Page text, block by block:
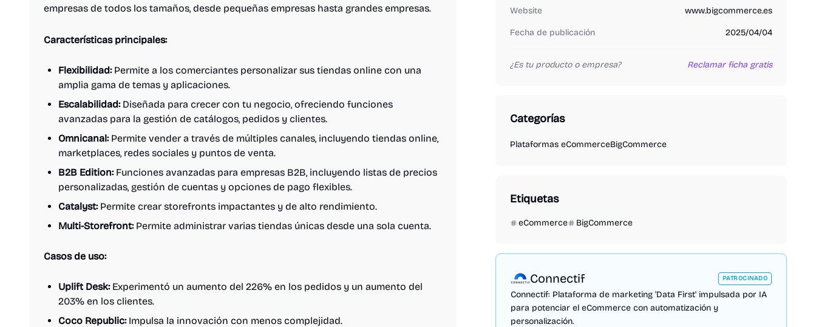
empresas de todos los tamaños, desde pequeñas empresas hasta grandes empresas.
Características principales:
Flexibilidad:Permite a los comerciantes personalizar sus tiendas online con una
amplia gama de temas y aplicaciones.
Escalabilidad:Diseñada para crecer con tu negocio, ofreciendo funciones
avanzadas para la gestión de catálogos, pedidos y clientes.
Omnicanal:Permite vender a través de múltiples canales, incluyendo tiendas online,
marketplaces, redes sociales y puntos de venta.
B2B Edition:Funciones avanzadas para empresas B2B, incluyendo listas de precios
personalizadas, gestión de cuentas y opciones de pago flexibles.
Catalyst:Permite crear storefronts impactantes y de alto rendimiento.
Multi-Storefront:Permite administrar varias tiendas únicas desde una sola cuenta.
Casos de uso:
Uplift Desk:Experimentó un aumento del 226% en los pedidos y un aumento del
203% en los clientes.
Coco Republic:Impulsa la innovación con menos complejidad.
Website www.bigcommerce.es
Fecha de publicación 2025/04/04
¿Es tu producto o empresa? Reclamar ficha gratis
Categorías
Plataformas eCommerceBigCommerce
Etiquetas
eCommerce BigCommerce
Connectif PATROCINADO
Connectif: Plataforma de marketing 'Data First' impulsada por IA
para potenciar el eCommerce con automatización y
personalización.